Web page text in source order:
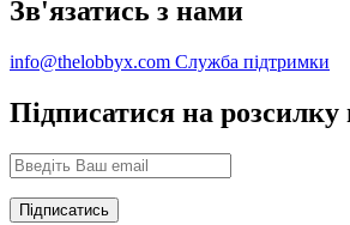
Зв'язатись з нами
info@thelobbyx.com Служба підтримки
Підписатися на розсилку